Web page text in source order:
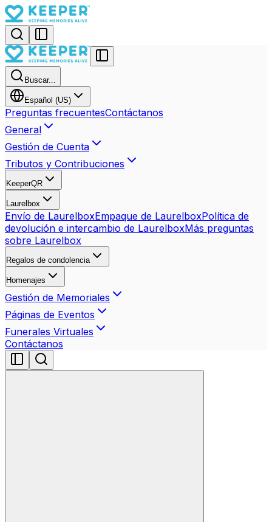
Buscar...
Español (US)
Preguntas frecuentesContáctanos
General
Gestión de Cuenta
Tributos y Contribuciones
KeeperQR
Laurelbox
Envío de LaurelboxEmpaque de LaurelboxPolítica de
devolución e intercambio de LaurelboxMás preguntas
sobre Laurelbox
Regalos de condolencia
Homenajes
Gestión de Memoriales
Páginas de Eventos
Funerales Virtuales
Contáctanos